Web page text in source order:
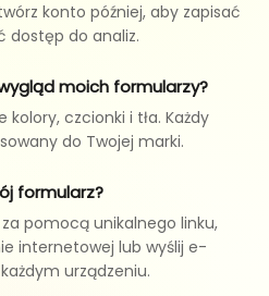
konto później, aby zapisać
dostęp do analiz.
moich formularzy?
kolory, czcionki i tła. Każdy
do Twojej marki.
formularz?
pomocą unikalnego linku,
internetowej lub wyślij e-
urządzeniu.